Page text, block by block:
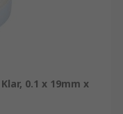
0.1 x 19mm x